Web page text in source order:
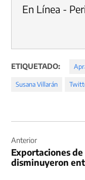
En Línea -
ETIQUETADO:
Susana Villarán
de
entradas
Anterior
Exportaciones
disminuyeron